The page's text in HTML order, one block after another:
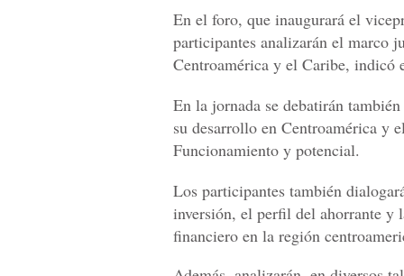
En el foro, que inaugurará el
participantes analizarán el marco
Centroamérica y el Caribe, indicó
En la jornada se debatirán
su desarrollo en Centroamérica y
Funcionamiento y potencial.
Los participantes también
inversión, el perfil del ahorrante y
financiero en la región